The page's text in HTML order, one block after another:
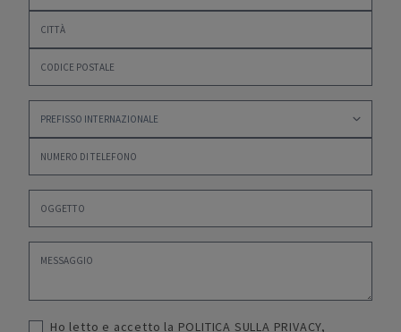
Ho letto e accetto la POLITICA SULLA PRIVACY,